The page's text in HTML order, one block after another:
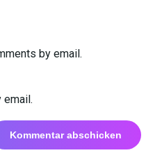
by email.